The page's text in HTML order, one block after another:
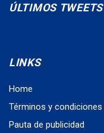
ÚLTIMOS TWEETS
LINKS
Home
Términos y condiciones
Pauta de publicidad